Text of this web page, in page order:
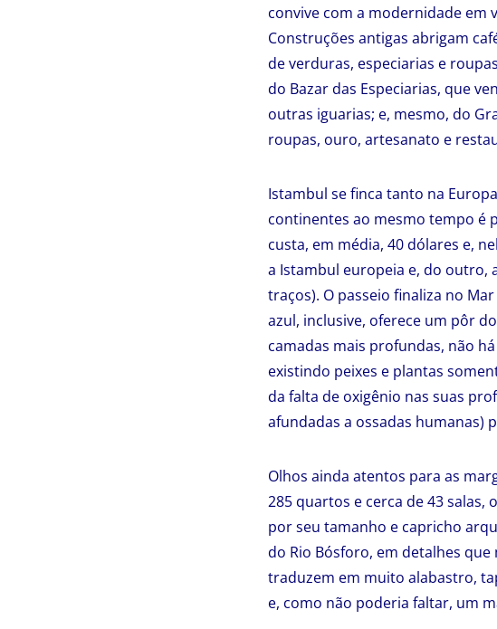
convive com a modernidade em
Construções antigas abrigam
de verduras, especiarias e
do Bazar das Especiarias, que
outras iguarias; e, mesmo, do
roupas, ouro, artesanato e
Istambul se finca tanto na
continentes ao mesmo tempo é
custa, em média, 40 dólares e,
a Istambul europeia e, do outro,
traços). O passeio finaliza no
azul, inclusive, oferece um pôr
camadas mais profundas, não
existindo peixes e plantas
da falta de oxigênio nas suas
afundadas a ossadas humanas)
Olhos ainda atentos para as
285 quartos e cerca de 43
por seu tamanho e capricho
do Rio Bósforo, em detalhes
traduzem em muito alabastro,
e, como não poderia faltar, um